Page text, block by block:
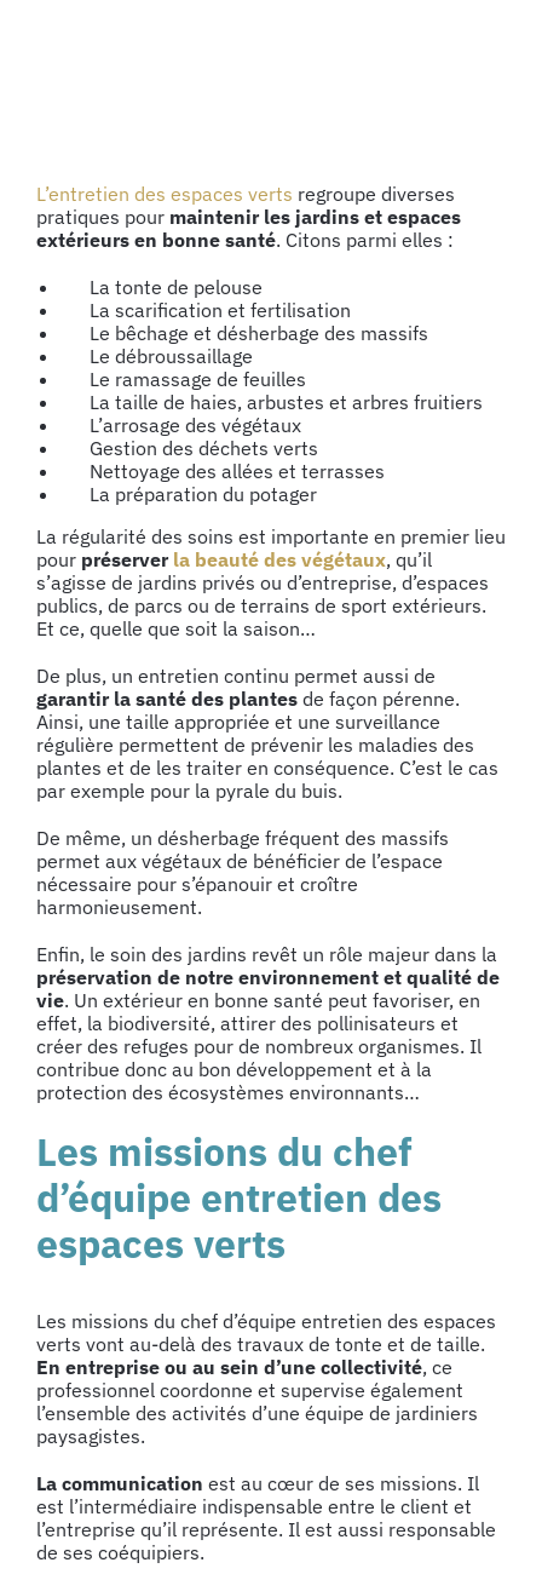
L’entretien des espaces verts regroupe diverses
pratiques pour maintenir les jardins et espaces
extérieurs en bonne santé. Citons parmi elles :
La tonte de pelouse
La scarification et fertilisation
Le bêchage et désherbage des massifs
Le débroussaillage
Le ramassage de feuilles
La taille de haies, arbustes et arbres fruitiers
L’arrosage des végétaux
Gestion des déchets verts
Nettoyage des allées et terrasses
La préparation du potager
La régularité des soins est importante en premier lieu
pour préserver la beauté des végétaux, qu’il
s’agisse de jardins privés ou d’entreprise, d’espaces
publics, de parcs ou de terrains de sport extérieurs.
Et ce, quelle que soit la saison…
De plus, un entretien continu permet aussi de
garantir la santé des plantes de façon pérenne.
Ainsi, une taille appropriée et une surveillance
régulière permettent de prévenir les maladies des
plantes et de les traiter en conséquence. C’est le cas
par exemple pour la pyrale du buis.
De même, un désherbage fréquent des massifs
permet aux végétaux de bénéficier de l’espace
nécessaire pour s’épanouir et croître
harmonieusement.
Enfin, le soin des jardins revêt un rôle majeur dans la
préservation de notre environnement et qualité de
vie. Un extérieur en bonne santé peut favoriser, en
effet, la biodiversité, attirer des pollinisateurs et
créer des refuges pour de nombreux organismes. Il
contribue donc au bon développement et à la
protection des écosystèmes environnants…
Les missions du chef
d’équipe entretien des
espaces verts
Les missions du chef d’équipe entretien des espaces
verts vont au-delà des travaux de tonte et de taille.
En entreprise ou au sein d’une collectivité, ce
professionnel coordonne et supervise également
l’ensemble des activités d’une équipe de jardiniers
paysagistes.
La communication est au cœur de ses missions. Il
est l’intermédiaire indispensable entre le client et
l’entreprise qu’il représente. Il est aussi responsable
de ses coéquipiers.